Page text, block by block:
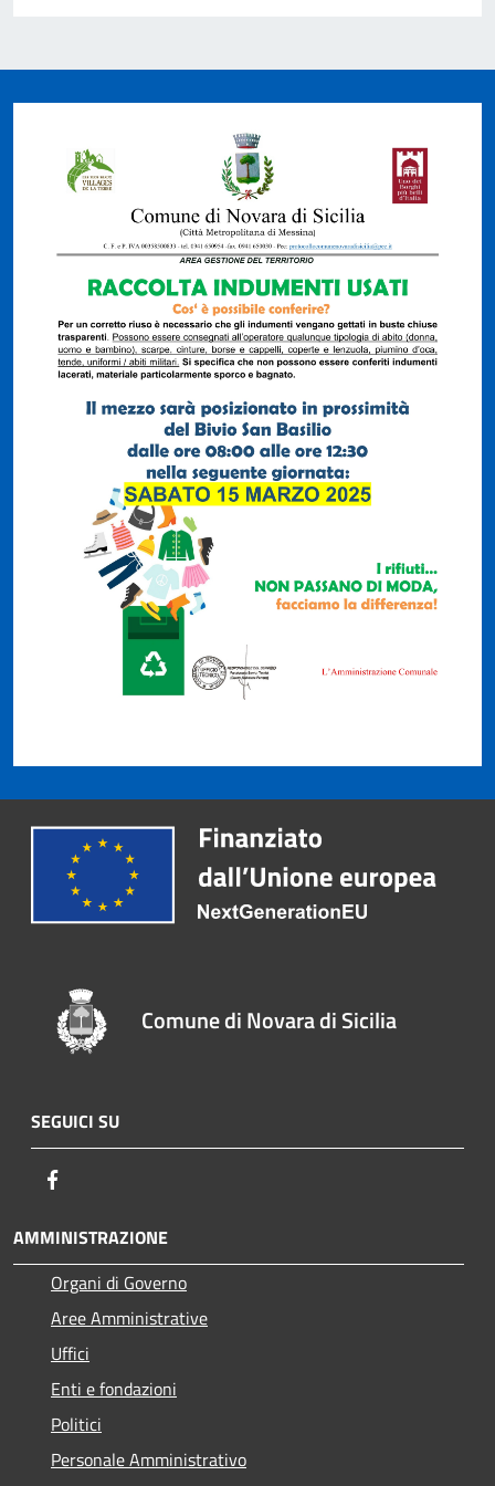
Comune di Novara di Sicilia
SEGUICI SU
AMMINISTRAZIONE
Organi di Governo
Aree Amministrative
Uffici
Enti e fondazioni
Politici
Personale Amministrativo